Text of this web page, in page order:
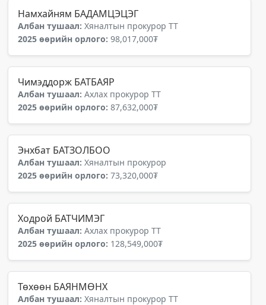
Намхайням БАДАМЦЭЦЭГ
Албан тушаал: Хяналтын прокурор ТТ
2025 өөрийн орлого: 98,017,000₮
Чимэддорж БАТБАЯР
Албан тушаал: Ахлах прокурор ТТ
2025 өөрийн орлого: 87,632,000₮
Энхбат БАТЗОЛБОО
Албан тушаал: Хяналтын прокурор
2025 өөрийн орлого: 73,320,000₮
Ходрой БАТЧИМЭГ
Албан тушаал: Ахлах прокурор ТТ
2025 өөрийн орлого: 128,549,000₮
Төхөөн БАЯНМӨНХ
Албан тушаал: Хяналтын прокурор ТТ